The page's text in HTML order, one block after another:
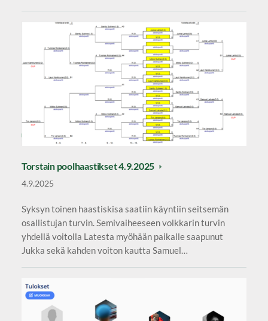
Torstain poolhaastikset 4.9.2025
4.9.2025
Syksyn toinen haastiskisa saatiin käyntiin seitsemän
osallistujan turvin. Semivaiheeseen volkkarin turvin
yhdellä voitolla Latesta myöhään paikalle saapunut
Jukka sekä kahden voiton kautta Samuel…